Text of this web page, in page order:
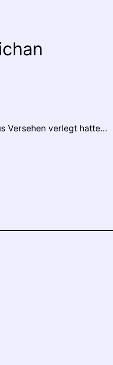
Versehen verlegt hatte…